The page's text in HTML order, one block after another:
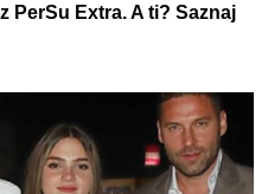
PerSu Extra. A ti? Saznaj